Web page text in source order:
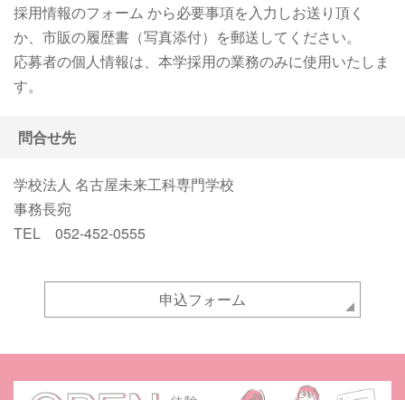
採用情報のフォーム から必要事項を入力しお送り頂く
か、市販の履歴書（写真添付）を郵送してください。
応募者の個人情報は、本学採用の業務のみに使用いたしま
す。
問合せ先
学校法人 名古屋未来工科専門学校
事務長宛
TEL 052-452-0555
申込フォーム